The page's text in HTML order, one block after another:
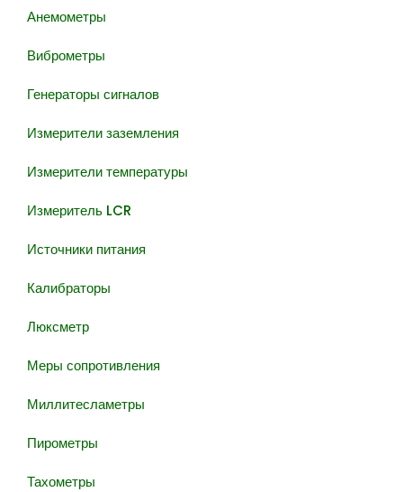
Анемометры
Виброметры
Генераторы сигналов
Измерители заземления
Измерители температуры
Измеритель LCR
Источники питания
Калибраторы
Люксметр
Меры сопротивления
Миллитесламетры
Пирометры
Тахометры